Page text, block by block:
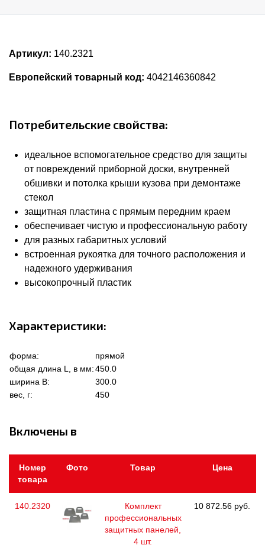
Артикул: 140.2321
Европейский товарный код: 4042146360842
Потребительские свойства:
идеальное вспомогательное средство для защиты
от повреждений приборной доски, внутренней
обшивки и потолка крыши кузова при демонтаже
стекол
защитная пластина с прямым передним краем
обеспечивает чистую и профессиональную работу
для разных габаритных условий
встроенная рукоятка для точного расположения и
надежного удерживания
высокопрочный пластик
Характеристики:
форма:
прямой
общая длина L, в мм:450.0
ширина В:
300.0
вес, г:
450
Включены в
Номер
товара
Фото Товар Цена
140.2320
Комплект
профессиональных
защитных панелей,
4 шт.
10 872.56 руб.